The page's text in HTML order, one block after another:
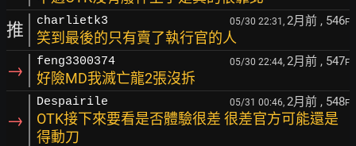
推 charlietk3 05/30 22:31, 2月前 , 546F
笑到最後的只有賣了執行官的人
→ feng3300374 05/30 22:44, 2月前 , 547F
好險MD我滅亡龍2張沒拆
→
Despairile 05/31 00:46, 2月前 , 548F
OTK接下來要看是否體驗很差 很差官方可能還是
得動刀